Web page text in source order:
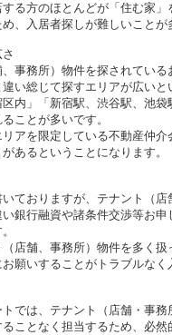
る方のほとんどが「住む家」
、入居者探しが難しいことが
事務所）物件を探されてい
い総じて探すエリアが広いと
内」「新宿駅、渋谷駅、池袋
ことが多いです。
アを限定している不動産仲
あるということになります。
ておりますが、テナント（
銀行融資や諸条件交渉等お
店舗、事務所）物件を多く扱
願いすることがトラブルなく
では、テナント（店舗・事
ことなく担当するため、必然